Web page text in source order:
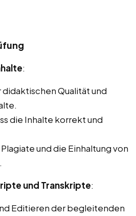
:
Qualität und
die Inhalte korrekt und
und die Einhaltung von
und Transkripte:
Editieren der begleitenden